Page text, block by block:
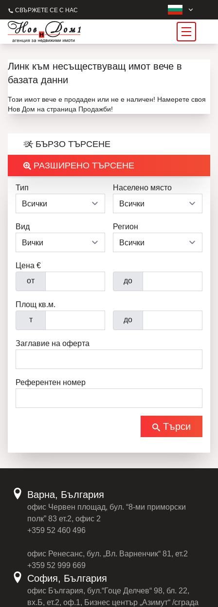
СВЪРЖЕТЕ СЕ С НАС
Линк към несъществуващ имот вече в
базата данни
Този имот вече е продаден или не е наличен! Намерете своя
Нов Дом на страница Продажби!
БЪРЗО ТЪРСЕНЕ
РАЗШИРЕНО ТЪРСЕНЕ
Тип Населено място
Вид Регион
Цена €
от
до
Площ кв.м.
т
до
Заглавие на оферта
Референтен номер
Търси
Варна, България
офис Червен площад, бул. “8-ми приморски
полк” 83 ет.2, офис 2
+359 52 460 496
офис Ренесанс, бул. „Вл. Варненчик“ 81, ет.2
+359 52 999 669
София, България
офис България, бул.“Гоце Делчев“ 98, бл. 22,
вх.Б, ет.2, оф.1, Бизнес център „Азимут“ /сграда